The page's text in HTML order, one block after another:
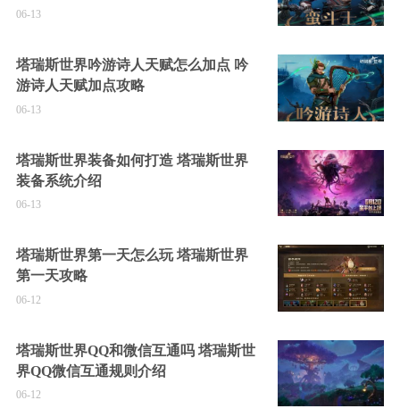
06-13
塔瑞斯世界吟游诗人天赋怎么加点 吟
游诗人天赋加点攻略
06-13
塔瑞斯世界装备如何打造 塔瑞斯世界
装备系统介绍
06-13
塔瑞斯世界第一天怎么玩 塔瑞斯世界
第一天攻略
06-12
塔瑞斯世界QQ和微信互通吗 塔瑞斯世
界QQ微信互通规则介绍
06-12